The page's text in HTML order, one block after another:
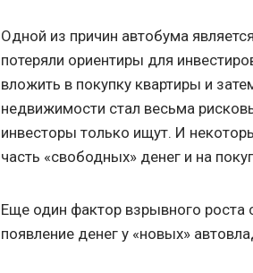
Одной из причин автобума
потеряли ориентиры для
вложить в покупку квартиры и
недвижимости стал весьма
инвесторы только ищут. И
часть «свободных» денег и на
Еще один фактор взрывного
появление денег у «новых»